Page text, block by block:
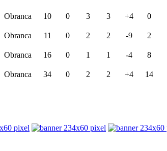
Obranca 10 0 3 3 +4 0
Obranca 11 0 2 2 -9 2
Obranca 16 0 1 1 -4 8
Obranca 34 0 2 2 +4 14